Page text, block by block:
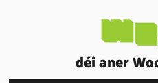
déi aner